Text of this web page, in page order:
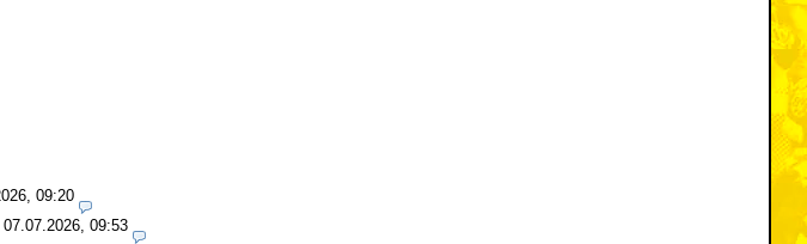
09:20
07.07.2026, 09:53